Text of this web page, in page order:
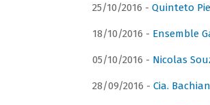
25/10/2016 - Quinteto
18/10/2016 - Ensemble
05/10/2016 - Nicolas
28/09/2016 - Cia.